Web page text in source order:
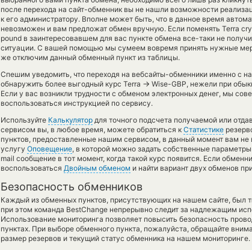
после перехода на сайт-обменник вы не нашли возможности
к его администратору. Вполне может быть, что в данное время
невозможен и вам предложат обмен вручную. Если поменять Terra
pound в заинтересовавшем для вас пункте обмена все-таки не
ситуации. С вашей помощью мы сумеем вовремя принять нужные
же отключим данный обменный пункт из таблицы.
Спешим уведомить, что переходя на вебсайты-обменники именно с
обнаружить более выгодный курс Terra → Wise-GBP, нежели при
Если у вас возникли трудности с обменом электронных денег, мы
воспользоваться инструкцией по сервису.
Используйте Калькулятор для точного подсчета получаемой или
сервисом вы, в любое время, можете обратиться к Статистике
пунктов, предоставленные нашим сервисом, в данный момент вам
услугу Оповещение, в которой можно задать собственные
mail сообщение в тот момент, когда такой курс появится. Если
воспользоваться Двойным обменом и найти вариант двух обменов
Безопасность обменников
Каждый из обменных пунктов, присутствующих на нашем сайте, был
при этом команда BestChange непрерывно следит за надлежащим
Использование мониторинга позволяет повысить безопасность
пунктах. При выборе обменного пункта, пожалуйста, обращайте
размер резервов и текущий статус обменника на нашем мониторинге.